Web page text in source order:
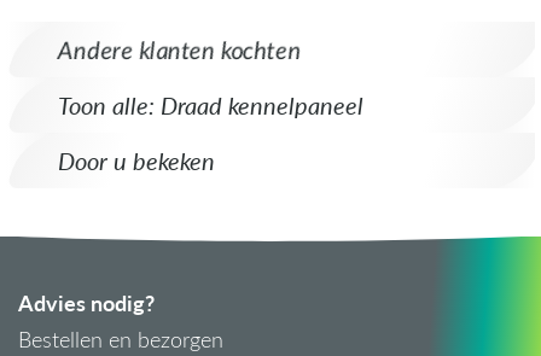
Andere klanten kochten
Toon alle: Draad kennelpaneel
Door u bekeken
Advies nodig?
Bestellen en bezorgen